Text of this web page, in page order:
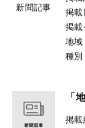
新聞記事
掲載
掲載
地域
種別
「
掲載